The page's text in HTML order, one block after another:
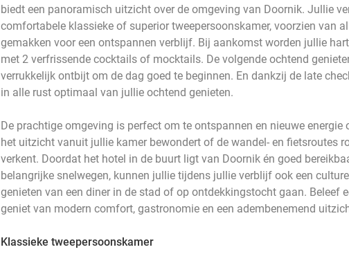
biedt een panoramisch uitzicht over de omgeving van Doornik. Jullie
comfortabele klassieke of superior tweepersoonskamer, voorzien van
gemakken voor een ontspannen verblijf. Bij aankomst worden jullie
met 2 verfrissende cocktails of mocktails. De volgende ochtend
verrukkelijk ontbijt om de dag goed te beginnen. En dankzij de late
in alle rust optimaal van jullie ochtend genieten.
De prachtige omgeving is perfect om te ontspannen en nieuwe energie
het uitzicht vanuit jullie kamer bewondert of de wandel- en fietsroutes
verkent. Doordat het hotel in de buurt ligt van Doornik én goed
belangrijke snelwegen, kunnen jullie tijdens jullie verblijf ook een
genieten van een diner in de stad of op ontdekkingstocht gaan. Beleef
geniet van modern comfort, gastronomie en een adembenemend
Klassieke tweepersoonskamer